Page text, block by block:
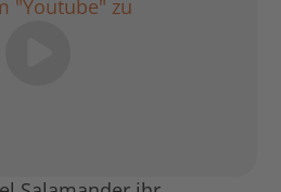
"Youtube" zu